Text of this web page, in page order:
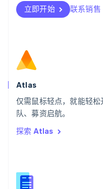
立即开始 联系销售
Atlas
仅需鼠标轻点，就能轻
队、募资启航。
探索 Atlas
瑞士
DeutschFrançais
English
斯洛文尼亚
泰国
ไทยEnglish
希腊
English
西班牙
新西兰
English